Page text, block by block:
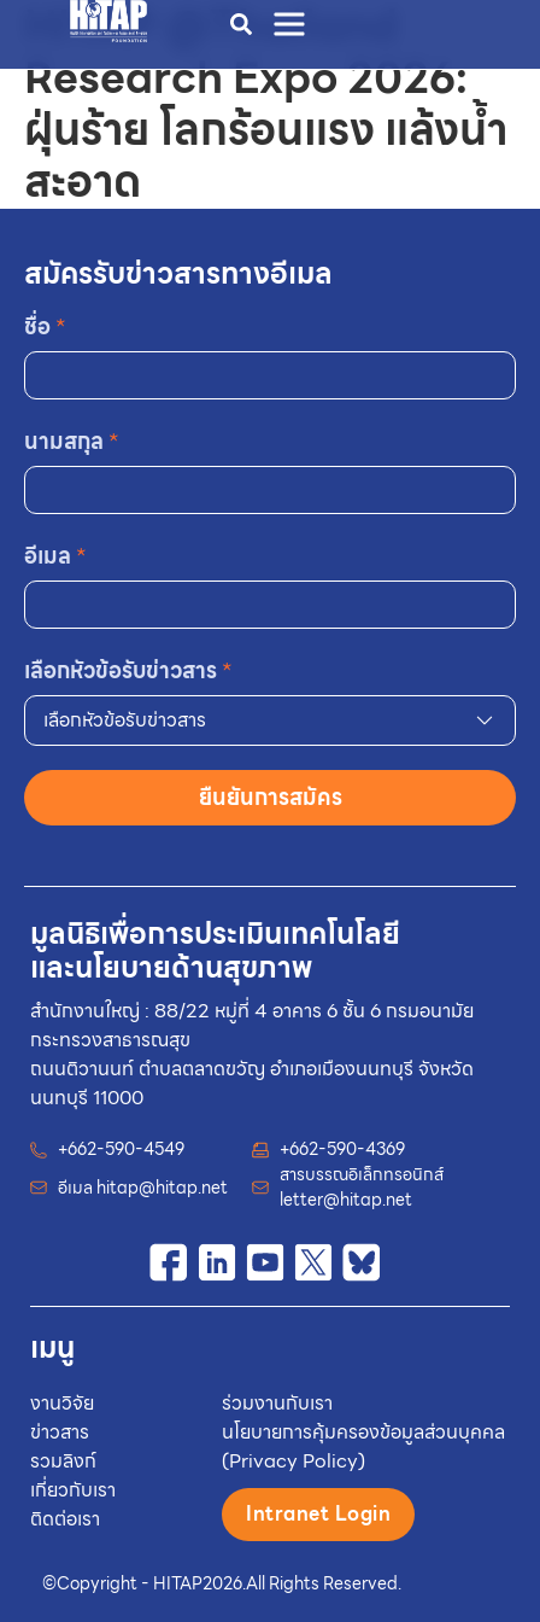
HITAP @Thailand
Research Expo 2026:
ฝุ่นร้าย โลกร้อนแรง แล้งน้ำ
สะอาด
©Copyright - HITAP2026.All Rights Reserved.
มูลนิธิเพื่อการประเมินเทคโนโลยี
และนโยบายด้านสุขภาพ
สำนักงานใหญ่ : 88/22 หมู่ที่ 4 อาคาร 6 ชั้น 6 กรมอนามัย
กระทรวงสาธารณสุข
ถนนติวานนท์ ตำบลตลาดขวัญ อำเภอเมืองนนทบุรี จังหวัด
นนทบุรี 11000
+662-590-4549
+662-590-4369
อีเมล hitap@hitap.net
สารบรรณอิเล็กทรอนิกส์
letter@hitap.net
เมนู
งานวิจัย
ข่าวสาร
รวมลิงก์
เกี่ยวกับเรา
ติดต่อเรา
ร่วมงานกับเรา
นโยบายการคุ้มครองข้อมูลส่วนบุคคล
(Privacy Policy)
Intranet Login
สมัครรับข่าวสารทางอีเมล
ชื่อ*
นามสกุล *
อีเมล *
เลือกหัวข้อรับข่าวสาร*
เลือกหัวข้อรับข่าวสาร
ยืนยันการสมัคร